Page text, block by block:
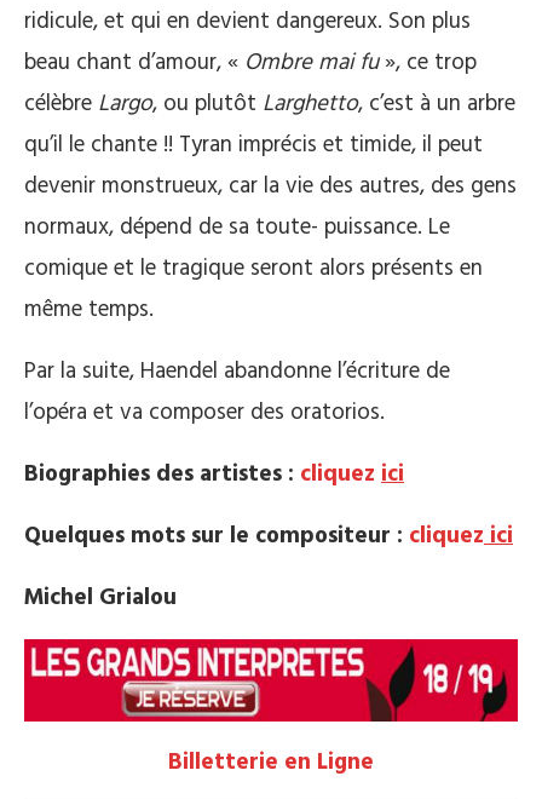
ridicule, et qui en devient dangereux. Son plus
beau chant d’amour, « Ombre mai fu», ce trop
célèbre Largo, ou plutôt Larghetto, c’est à un arbre
qu’il le chante !! Tyran imprécis et timide, il peut
devenir monstrueux, car la vie des autres, des gens
normaux, dépend de sa toute- puissance. Le
comique et le tragique seront alors présents en
même temps.
Par la suite, Haendel abandonne l’écriture de
l’opéra et va composer des oratorios.
Biographies des artistes : cliquez ici
Quelques mots sur le compositeur : cliquezici
Michel Grialou
Billetterie en Ligne